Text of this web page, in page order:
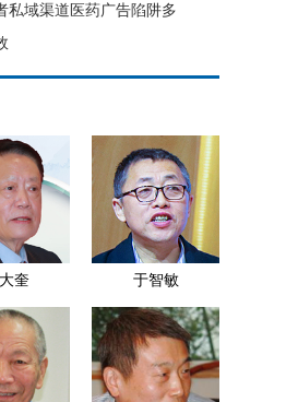
私域渠道医药广告陷阱多
奎 于智敏